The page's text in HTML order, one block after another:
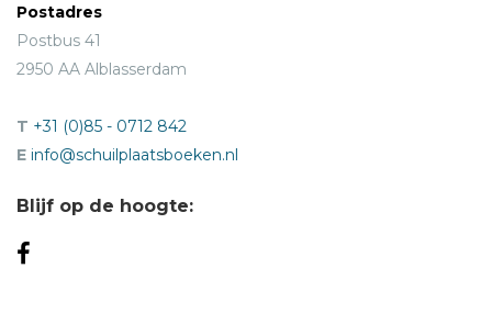
Postadres
Postbus 41
2950 AA Alblasserdam
T +31 (0)85 - 0712 842
E info@schuilplaatsboeken.nl
Blijf op de hoogte: